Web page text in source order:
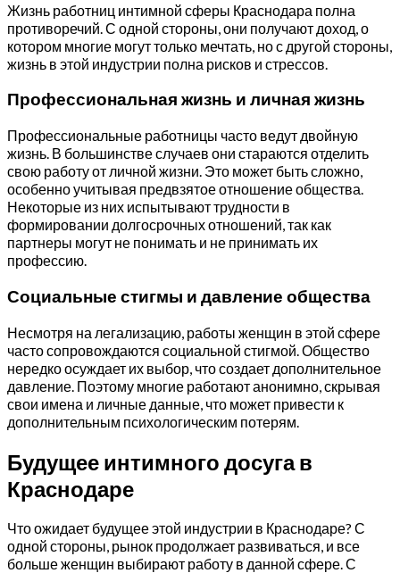
Жизнь работниц интимной сферы Краснодара полна
противоречий. С одной стороны, они получают доход, о
котором многие могут только мечтать, но с другой стороны,
жизнь в этой индустрии полна рисков и стрессов.
Профессиональная жизнь и личная жизнь
Профессиональные работницы часто ведут двойную
жизнь. В большинстве случаев они стараются отделить
свою работу от личной жизни. Это может быть сложно,
особенно учитывая предвзятое отношение общества.
Некоторые из них испытывают трудности в
формировании долгосрочных отношений, так как
партнеры могут не понимать и не принимать их
профессию.
Социальные стигмы и давление общества
Несмотря на легализацию, работы женщин в этой сфере
часто сопровождаются социальной стигмой. Общество
нередко осуждает их выбор, что создает дополнительное
давление. Поэтому многие работают анонимно, скрывая
свои имена и личные данные, что может привести к
дополнительным психологическим потерям.
Будущее интимного досуга в
Краснодаре
Что ожидает будущее этой индустрии в Краснодаре? С
одной стороны, рынок продолжает развиваться, и все
больше женщин выбирают работу в данной сфере. С